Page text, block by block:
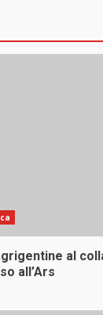
al
all’Ars